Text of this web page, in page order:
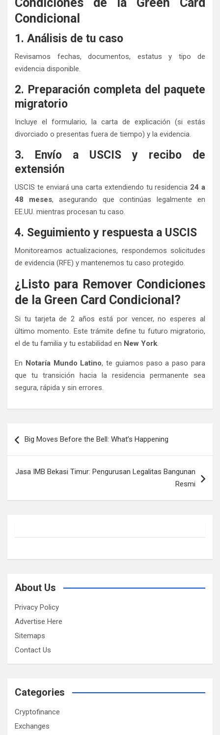
Condicional
1. Análisis de tu caso
Revisamos fechas, documentos, estatus y tipo de
evidencia disponible.
2. Preparación completa del paquete
migratorio
Incluye el formulario, la carta de explicación (si estás
divorciado o presentas fuera de tiempo) y la evidencia.
3. Envío a USCIS y recibo de
extensión
USCIS te enviará una carta extendiendo tu residencia 24 a
48 meses, asegurando que continúas legalmente en
EE.UU. mientras procesan tu caso.
4. Seguimiento y respuesta a USCIS
Monitoreamos actualizaciones, respondemos solicitudes
de evidencia (RFE) y mantenemos tu caso protegido.
¿Listo para Remover Condiciones
de la Green Card Condicional?
Si tu tarjeta de 2 años está por vencer, no esperes al
último momento. Este trámite define tu futuro migratorio,
el de tu familia y tu estabilidad en New York.
En Notaría Mundo Latino, te guiamos paso a paso para
que tu transición hacia la residencia permanente sea
segura, rápida y sin errores.
navigation
Big Moves Before the Bell: What’s Happening
Jasa IMB Bekasi Timur: Pengurusan Legalitas Bangunan
Resmi
About Us
Privacy Policy
Advertise Here
Sitemaps
Contact Us
Categories
Cryptofinance
Exchanges